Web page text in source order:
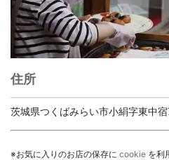
住所
茨城県つくばみらい市小絹字東中
※お気に入りのお店の保存に cookie を利